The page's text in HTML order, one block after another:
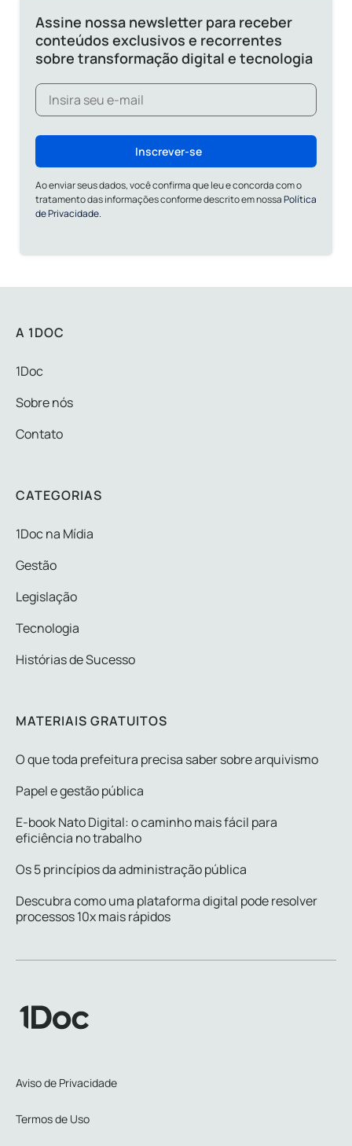
Assine nossa newsletter para receber
conteúdos exclusivos e recorrentes
sobre transformação digital e tecnologia
Inscrever-se
Ao enviar seus dados, você confirma que leu e concorda com o
tratamento das informações conforme descrito em nossaPolítica
de Privacidade.
A 1DOC
1Doc
Sobre nós
Contato
CATEGORIAS
1Doc na Mídia
Gestão
Legislação
Tecnologia
Histórias de Sucesso
MATERIAIS GRATUITOS
O que toda prefeitura precisa saber sobre arquivismo
Papel e gestão pública
E-book Nato Digital: o caminho mais fácil para
eficiência no trabalho
Os 5 princípios da administração pública
Descubra como uma plataforma digital pode resolver
processos 10x mais rápidos
Aviso de Privacidade
Termos de Uso